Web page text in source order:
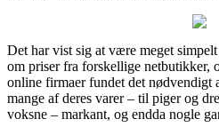
Det har vist sig at være meget
om priser fra forskellige netbutikker,
online firmaer fundet det nødvendigt
mange af deres varer – til piger og
voksne – markant, og endda nogle